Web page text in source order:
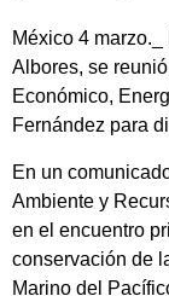
México 4
Albores, se
Económico,
Fernández para
En un
Ambiente y
en el encuentro
conservación de
Marino del